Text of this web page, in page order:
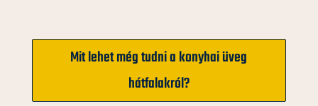
Mit lehet még tudni a konyhai üveg
hátfalakról?